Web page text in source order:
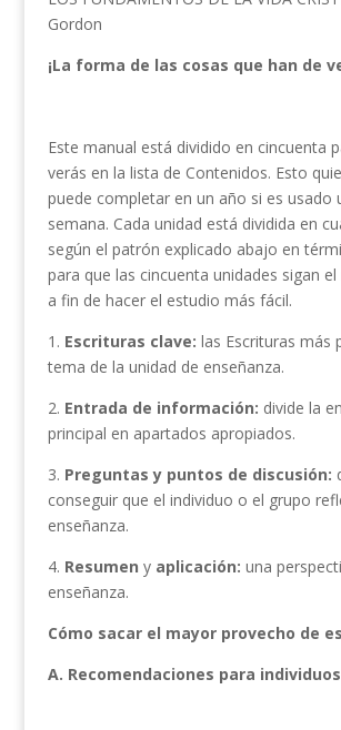
Gordon
¡La forma de las cosas que han de
Este manual está dividido en cincuenta
verás en la lista de Contenidos. Esto
puede completar en un año si es usado
semana. Cada unidad está dividida en
según el patrón explicado abajo en
para que las cincuenta unidades sigan
a fin de hacer el estudio más fácil.
1. Escrituras clave: las Escrituras más
tema de la unidad de enseñanza.
2. Entrada de información: divide la
principal en apartados apropiados.
3. Preguntas y puntos de discusión:
conseguir que el individuo o el grupo
enseñanza.
4. Resumen y aplicación: una
enseñanza.
Cómo sacar el mayor provecho de
A. Recomendaciones para individuos